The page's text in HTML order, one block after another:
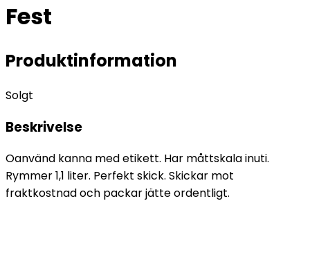
Fest
Produktinformation
Solgt
Beskrivelse
Oanvänd kanna med etikett. Har måttskala inuti.
Rymmer 1,1 liter. Perfekt skick. Skickar mot
fraktkostnad och packar jätte ordentligt.